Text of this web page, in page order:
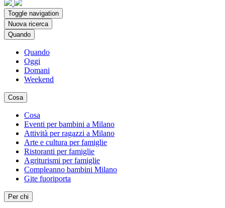
Toggle navigation
Nuova ricerca
Quando
Quando
Oggi
Domani
Weekend
Cosa
Cosa
Eventi per bambini a Milano
Attività per ragazzi a Milano
Arte e cultura per famiglie
Ristoranti per famiglie
Agriturismi per famiglie
Compleanno bambini Milano
Gite fuoriporta
Per chi